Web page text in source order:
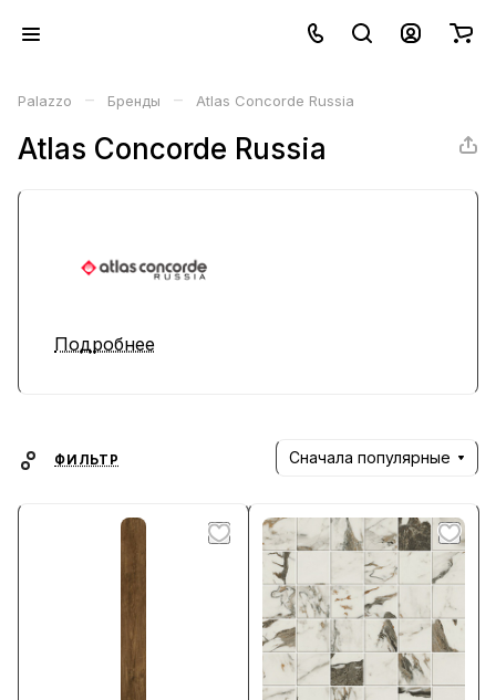
Palazzo – Бренды – Atlas Concorde Russia
Atlas Concorde Russia
Подробнее
ФИЛЬТР Сначала популярные